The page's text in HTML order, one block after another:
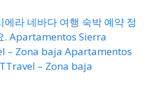
라 네바다 여행 숙박 예약 정
. Apartamentos Sierra
– Zona baja Apartamentos
– Zona baja